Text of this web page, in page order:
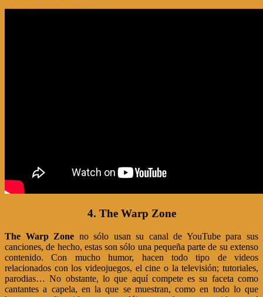
4. The Warp Zone
The Warp Zone no sólo usan su canal de YouTube para sus
canciones, de hecho, estas son sólo una pequeña parte de su extenso
contenido. Con mucho humor, hacen todo tipo de videos
relacionados con los videojuegos, el cine o la televisión; tutoriales,
parodias… No obstante, lo que aquí compete es su faceta como
cantantes a capela, en la que se muestran, como en todo lo que